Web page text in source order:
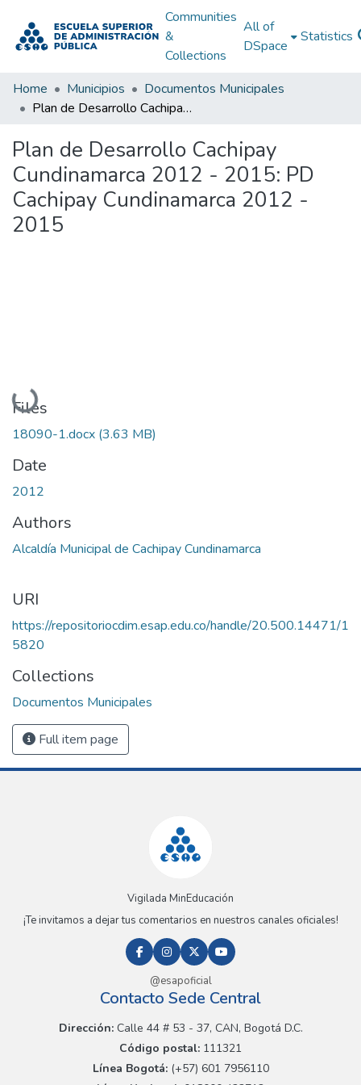
Communities
&
Collections
All of
DSpace
Statistics
Home Municipios
Documentos Municipales
Plan de Desarrollo Cachipay Cundinamarca 2012 - 2015: PD Cachipay Cundinamarca 2012 - 2015
Plan de Desarrollo Cachipay
Cundinamarca 2012 - 2015: PD
Cachipay Cundinamarca 2012 -
2015
Loading...
Files
18090-1.docx (3.63 MB)
Date
2012
Authors
Alcaldía Municipal de Cachipay Cundinamarca
URI
https://repositoriocdim.esap.edu.co/handle/20.500.14471/1
5820
Collections
Documentos Municipales
Full item page
Vigilada MinEducación
¡Te invitamos a dejar tus comentarios en nuestros canales oficiales!
@esapoficial
Contacto Sede Central
Dirección:Calle 44 # 53 - 37, CAN, Bogotá D.C.
Código postal: 111321
Línea Bogotá:(+57) 601 7956110